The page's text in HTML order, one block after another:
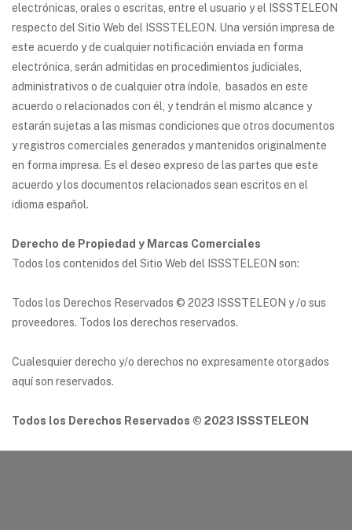
electrónicas, orales o escritas, entre el usuario y el ISSSTELEON
respecto del Sitio Web del ISSSTELEON. Una versión impresa de
este acuerdo y de cualquier notificación enviada en forma
electrónica, serán admitidas en procedimientos judiciales,
administrativos o de cualquier otra índole, basados en este
acuerdo o relacionados con él, y tendrán el mismo alcance y
estarán sujetas a las mismas condiciones que otros documentos
y registros comerciales generados y mantenidos originalmente
en forma impresa. Es el deseo expreso de las partes que este
acuerdo y los documentos relacionados sean escritos en el
idioma español.
Derecho de Propiedad y Marcas Comerciales
Todos los contenidos del Sitio Web del ISSSTELEON son:
Todos los Derechos Reservados © 2023 ISSSTELEON y /o sus
proveedores. Todos los derechos reservados.
Cualesquier derecho y/o derechos no expresamente otorgados
aquí son reservados.
Todos los Derechos Reservados © 2023 ISSSTELEON